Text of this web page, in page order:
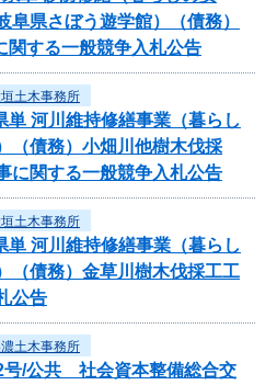
阜県さぼう遊学館）（債務）
関する一般競争入札公告
土木事務所
単 河川維持修繕事業（暮らし
（債務）小畑川他樹木伐採
に関する一般競争入札公告
土木事務所
単 河川維持修繕事業（暮らし
（債務）金草川樹木伐採工工
公告
土木事務所
号/公共 社会資本整備総合交